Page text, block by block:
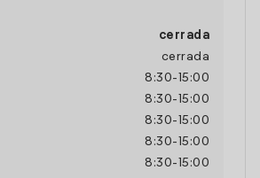
cerrada
cerrada
8:30- 15:00
8:30- 15:00
8:30- 15:00
8:30- 15:00
8:30- 15:00